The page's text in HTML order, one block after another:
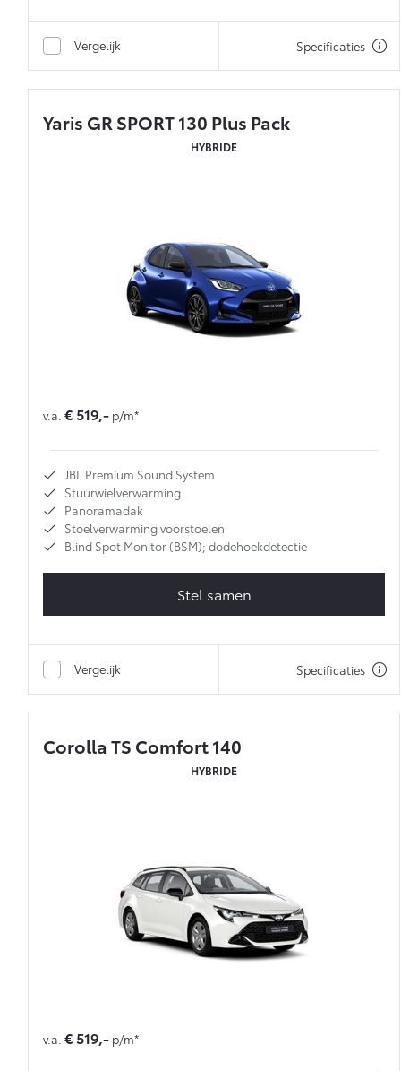
Vergelijk Specificaties
Yaris GR SPORT 130 Plus Pack
HYBRIDE
v.a. € 519,- p/m*
JBL Premium Sound System
Stuurwielverwarming
Panoramadak
Stoelverwarming voorstoelen
Blind Spot Monitor (BSM); dodehoekdetectie
Stel samen
Vergelijk Specificaties
Corolla TS Comfort 140
HYBRIDE
v.a. € 519,- p/m*